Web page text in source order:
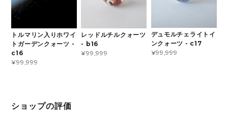
トルマリン入りホワイ
トガーデンクォーツ -
c16
¥99,999
レッドルチルクォーツ
- b16
¥99,999
デュモルチェライトイ
ンクォーツ - c17
¥99,999
ショップの評価